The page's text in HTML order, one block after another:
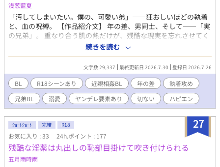
浅葱藍夏
「汚してしまいたい。僕の、可愛い弟」――狂おしいほどの執着
と、血の呪縛。 【作品紹介文】 年の差、男同士、そして――「実
の兄弟」。 重なり合う肌の熱だけが、残酷な現実を忘れさせてく
れる。 完璧な男・翡翠が、幼い弟・瑠璃に向けるのは、慈しみで
はなくドロドロとした独占欲。 「瑠璃、君の中は最高だ。ずっと
僕の中にいればいい」 母親の狂った愛情が二人を追い詰め、血の
惨劇へと加速していく。 理性を焼き尽くすほど濃密な、背徳の耽
美BL。
続きを読む
文字数 29,337 最終更新日 2026.7.30 登録日 2026.7.26
BL R18シーンあり 近親相姦BL 年の差
執着攻め
兄弟BL
溺愛 ヤンデレ要素あり 切ない ハピエン
27
ｼｮｰﾄｼｮｰﾄ 完結 R18
お気に入り : 33 24h.ポイント : 177
残酷な淫薬は丸出しの恥部目掛けて吹き付けられる
五月雨時雨